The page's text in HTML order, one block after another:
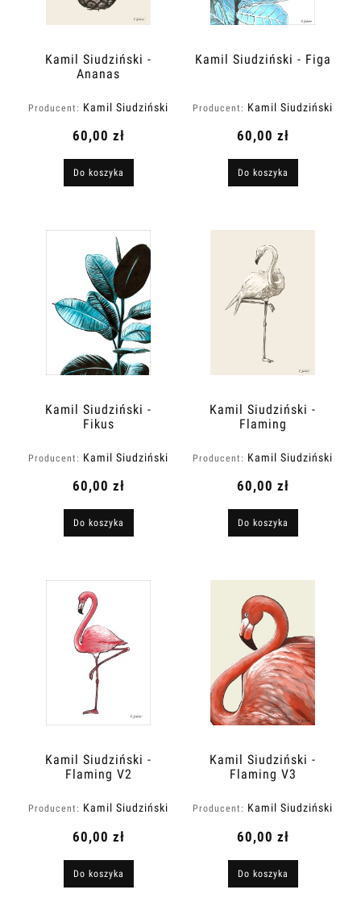
Kamil Siudziński -
Ananas
Producent: Kamil Siudziński
60,00 zł
Do koszyka
Kamil Siudziński - Figa
Producent: Kamil Siudziński
60,00 zł
Do koszyka
Kamil Siudziński -
Fikus
Producent: Kamil Siudziński
60,00 zł
Do koszyka
Kamil Siudziński -
Flaming
Producent: Kamil Siudziński
60,00 zł
Do koszyka
Kamil Siudziński -
Flaming V2
Producent: Kamil Siudziński
60,00 zł
Do koszyka
Kamil Siudziński -
Flaming V3
Producent: Kamil Siudziński
60,00 zł
Do koszyka